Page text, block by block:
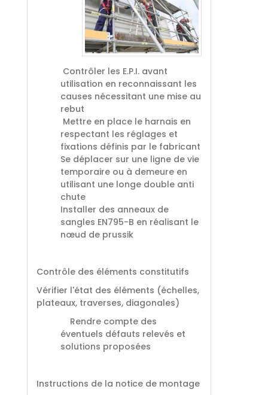
Contrôler les E.P.I. avant
utilisation en reconnaissant les
causes nécessitant une mise au
rebut
Mettre en place le harnais en
respectant les réglages et
fixations définis par le fabricant
Se déplacer sur une ligne de vie
temporaire ou à demeure en
utilisant une longe double anti
chute
Installer des anneaux de
sangles EN795-B en réalisant le
nœud de prussik
Contrôle des éléments constitutifs
Vérifier l'état des éléments (échelles,
plateaux, traverses, diagonales)
Rendre compte des
éventuels défauts relevés et
solutions proposées
Instructions de la notice de montage